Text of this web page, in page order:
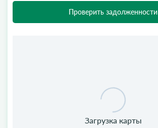
Проверить задолженности